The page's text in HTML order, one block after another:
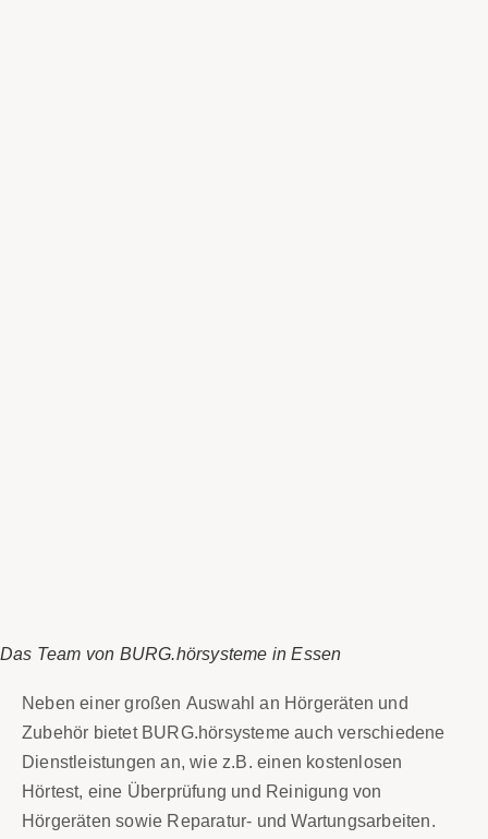
Das Team von BURG.hörsysteme in Essen
Neben einer großen Auswahl an Hörgeräten und
Zubehör bietet BURG.hörsysteme auch verschiedene
Dienstleistungen an, wie z.B. einen kostenlosen
Hörtest, eine Überprüfung und Reinigung von
Hörgeräten sowie Reparatur- und Wartungsarbeiten.